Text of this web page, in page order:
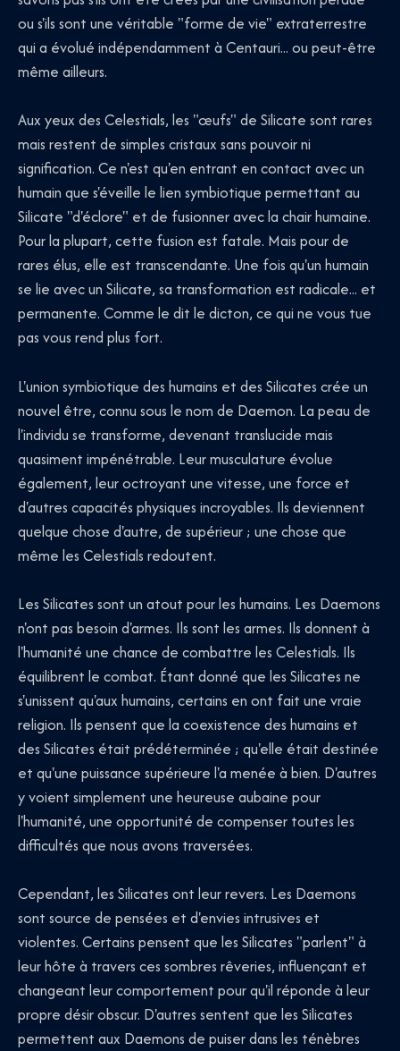
ou s'ils sont une véritable "forme de vie" extraterrestre
qui a évolué indépendamment à Centauri... ou peut-être
même ailleurs.
Aux yeux des Celestials, les "œufs" de Silicate sont rares
mais restent de simples cristaux sans pouvoir ni
signification. Ce n'est qu'en entrant en contact avec un
humain que s'éveille le lien symbiotique permettant au
Silicate "d'éclore" et de fusionner avec la chair humaine.
Pour la plupart, cette fusion est fatale. Mais pour de
rares élus, elle est transcendante. Une fois qu'un humain
se lie avec un Silicate, sa transformation est radicale... et
permanente. Comme le dit le dicton, ce qui ne vous tue
pas vous rend plus fort.
L'union symbiotique des humains et des Silicates crée un
nouvel être, connu sous le nom de Daemon. La peau de
l'individu se transforme, devenant translucide mais
quasiment impénétrable. Leur musculature évolue
également, leur octroyant une vitesse, une force et
d'autres capacités physiques incroyables. Ils deviennent
quelque chose d'autre, de supérieur ; une chose que
même les Celestials redoutent.
Les Silicates sont un atout pour les humains. Les Daemons
n'ont pas besoin d'armes. Ils sont les armes. Ils donnent à
l'humanité une chance de combattre les Celestials. Ils
équilibrent le combat. Étant donné que les Silicates ne
s'unissent qu'aux humains, certains en ont fait une vraie
religion. Ils pensent que la coexistence des humains et
des Silicates était prédéterminée ; qu'elle était destinée
et qu'une puissance supérieure l'a menée à bien. D'autres
y voient simplement une heureuse aubaine pour
l'humanité, une opportunité de compenser toutes les
difficultés que nous avons traversées.
Cependant, les Silicates ont leur revers. Les Daemons
sont source de pensées et d'envies intrusives et
violentes. Certains pensent que les Silicates "parlent" à
leur hôte à travers ces sombres rêveries, influençant et
changeant leur comportement pour qu'il réponde à leur
propre désir obscur. D'autres sentent que les Silicates
permettent aux Daemons de puiser dans les ténèbres